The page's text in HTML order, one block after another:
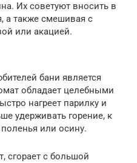
Их советуют вносить в
а также смешивая с
или акацией.
бани является
обладает целебными
нагреет парилку и
удерживать горение, к
или осину.
сгорает с большой